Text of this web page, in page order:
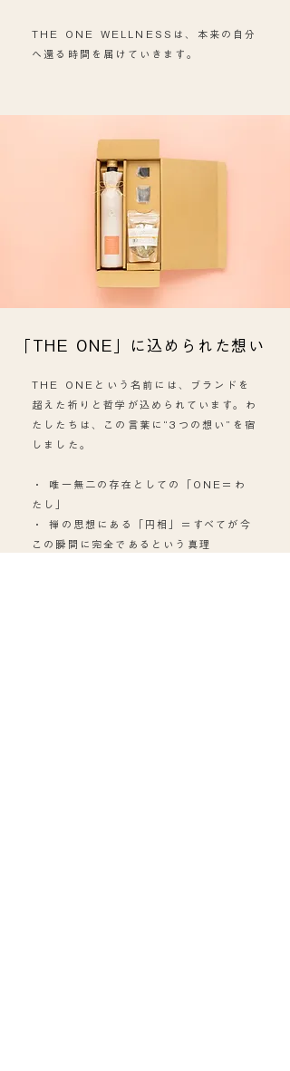
THE ONE WELLNESSは、本来の自分
へ還る時間を届けていきます。
「THE ONE」に込められた想い
THE ONEという名前には、ブランドを
超えた祈りと哲学が込められています。わ
たしたちは、この言葉に“3つの想い”を宿
しました。
・ 唯一無二の存在としての「ONE＝わ
たし」
・ 禅の思想にある「円相」＝すべてが今
この瞬間に完全であるという真理